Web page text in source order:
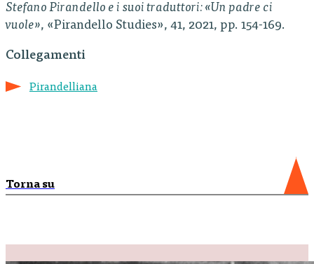
Stefano Pirandello e i suoi traduttori: «Un padre ci
vuole», «Pirandello Studies», 41, 2021, pp. 154-169.
Collegamenti
Pirandelliana
Torna su